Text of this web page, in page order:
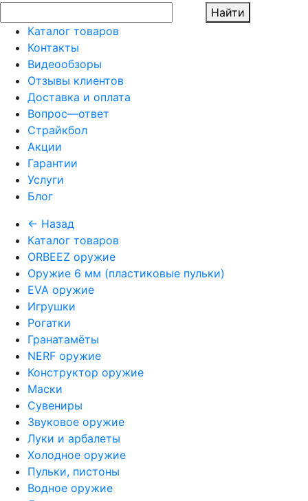
Найти
Каталог товаров
Контакты
Видеообзоры
Отзывы клиентов
Доставка и оплата
Вопрос—ответ
Страйкбол
Акции
Гарантии
Услуги
Блог
← Назад
Каталог товаров
ORBEEZ оружие
Оружие 6 мм (пластиковые пульки)
EVA оружие
Игрушки
Рогатки
Гранатамёты
NERF оружие
Конструктор оружие
Маски
Сувениры
Звуковое оружие
Луки и арбалеты
Холодное оружие
Пульки, пистоны
Водное оружие